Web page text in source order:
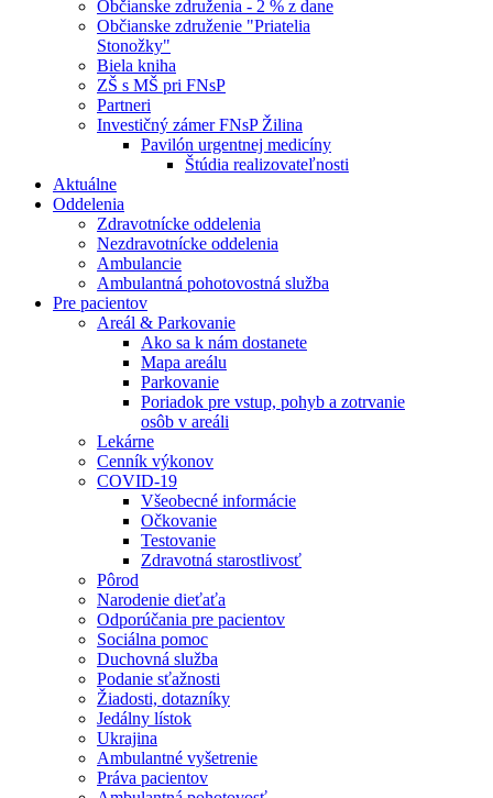
Občianske združenia - 2 % z dane
Občianske združenie "Priatelia
Stonožky"
Biela kniha
ZŠ s MŠ pri FNsP
Partneri
Investičný zámer FNsP Žilina
Pavilón urgentnej medicíny
Štúdia realizovateľnosti
Aktuálne
Oddelenia
Zdravotnícke oddelenia
Nezdravotnícke oddelenia
Ambulancie
Ambulantná pohotovostná služba
Pre pacientov
Areál & Parkovanie
Ako sa k nám dostanete
Mapa areálu
Parkovanie
Poriadok pre vstup, pohyb a zotrvanie
osôb v areáli
Lekárne
Cenník výkonov
COVID-19
Všeobecné informácie
Očkovanie
Testovanie
Zdravotná starostlivosť
Pôrod
Narodenie dieťaťa
Odporúčania pre pacientov
Sociálna pomoc
Duchovná služba
Podanie sťažnosti
Žiadosti, dotazníky
Jedálny lístok
Ukrajina
Ambulantné vyšetrenie
Práva pacientov